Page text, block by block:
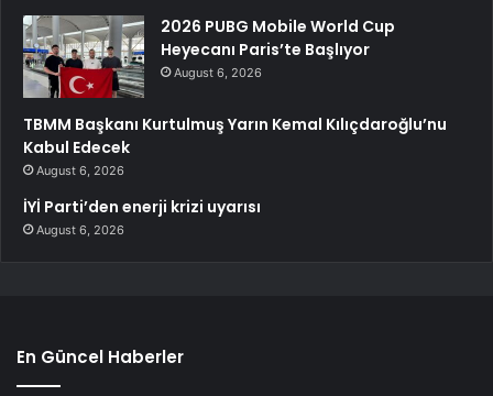
2026 PUBG Mobile World Cup
Heyecanı Paris’te Başlıyor
August 6, 2026
TBMM Başkanı Kurtulmuş Yarın Kemal Kılıçdaroğlu’nu
Kabul Edecek
August 6, 2026
İYİ Parti’den enerji krizi uyarısı
August 6, 2026
En Güncel Haberler